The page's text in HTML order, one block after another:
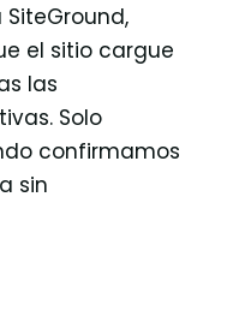
el sitio cargue
las
Solo
confirmamos
sin